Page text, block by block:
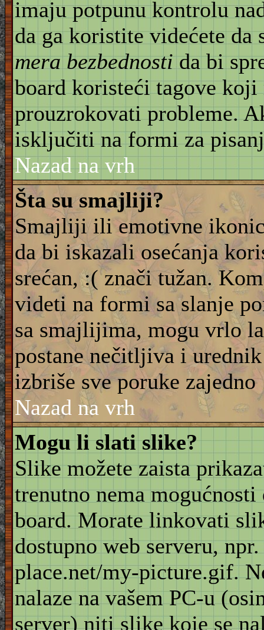
imaju potpunu kontrolu
da ga koristite videćete da
mera bezbednostida bi
board koristeći tagove
prouzrokovati probleme.
isključiti na formi za
Nazad na vrh
Šta su smajliji?
Smajliji ili emotivne
da bi iskazali osećanja
srećan, :( znači tužan.
videti na formi sa slanje
sa smajlijima, mogu vrlo
postane nečitljiva i
izbriše sve poruke zajedno
Nazad na vrh
Mogu li slati slike?
Slike možete zaista
trenutno nema
board. Morate linkovati
dostupno web serveru,
place.net/my-picture.gif.
nalaze na vašem PC-u
server) niti slike koje se